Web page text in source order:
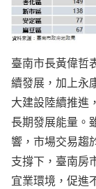
臺南市長黃偉哲
續發展，加上永
大建設陸續推進
長期發展能量。
響，市場交易趨
支撐下，臺南房
宜業環境，促進